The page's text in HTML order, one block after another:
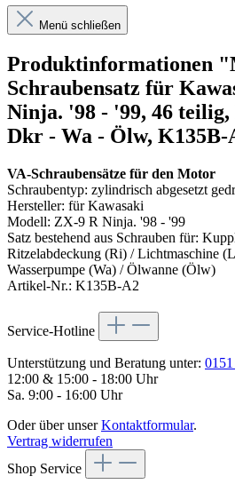
Menü schließen
Produktinformationen
Schraubensatz für
Ninja. '98 - '99, 46
Dkr - Wa - Ölw, K135B-
VA-Schraubensätze für den Motor
Schraubentyp: zylindrisch abgesetzt
Hersteller: für Kawasaki
Modell: ZX-9 R Ninja. '98 - '99
Satz bestehend aus Schrauben für:
Ritzelabdeckung (Ri) / Lichtmaschine
Wasserpumpe (Wa) / Ölwanne (Ölw)
Artikel-Nr.: K135B-A2
Service-Hotline
Unterstützung und Beratung unter:
12:00 & 15:00 - 18:00 Uhr
Sa. 9:00 - 16:00 Uhr
Oder über unserKontaktformular.
Vertrag widerrufen
Shop Service